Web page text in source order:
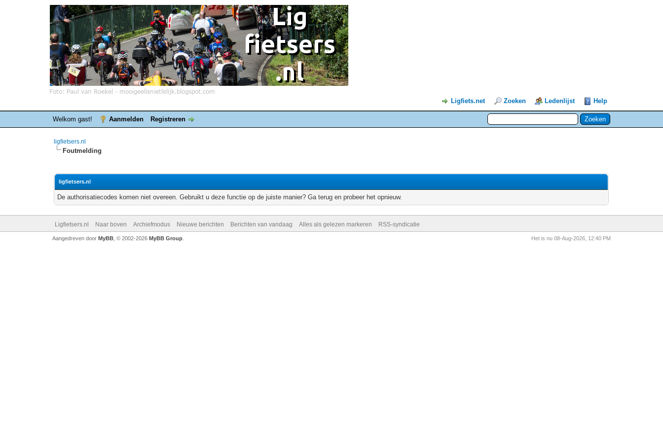
Ligfiets.net Zoeken Ledenlijst Help
Welkom gast! Aanmelden Registreren
ligfietsers.nl
Foutmelding
ligfietsers.nl
De authorisatiecodes komen niet overeen. Gebruikt u deze functie op de juiste manier? Ga terug en probeer het opnieuw.
Ligfietsers.nl Naar boven Archiefmodus Nieuwe berichten Berichten van vandaag Alles als gelezen markeren RSS-syndicatie
Het is nu 08-Aug-2026, 12:40 PM
Aangedreven door MyBB, © 2002-2026 MyBB Group.